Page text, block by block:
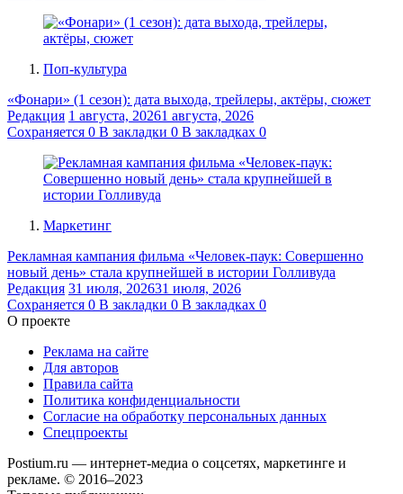
Поп-культура
«Фонари» (1 сезон): дата выхода, трейлеры, актёры, сюжет
Редакция 1 августа, 20261 августа, 2026
Сохраняется 0 В закладки 0 В закладках 0
Маркетинг
Рекламная кампания фильма «Человек-паук: Совершенно
новый день» стала крупнейшей в истории Голливуда
Редакция 31 июля, 202631 июля, 2026
Сохраняется 0 В закладки 0 В закладках 0
О проекте
Реклама на сайте
Для авторов
Правила сайта
Политика конфиденциальности
Согласие на обработку персональных данных
Спецпроекты
Postium.ru — интернет-медиа о соцсетях, маркетинге и
рекламе. © 2016–2023